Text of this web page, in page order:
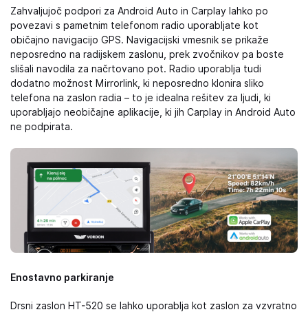
Zahvaljujoč podpori za Android Auto in Carplay lahko po
povezavi s pametnim telefonom radio uporabljate kot
običajno navigacijo GPS. Navigacijski vmesnik se prikaže
neposredno na radijskem zaslonu, prek zvočnikov pa boste
slišali navodila za načrtovano pot. Radio uporablja tudi
dodatno možnost Mirrorlink, ki neposredno klonira sliko
telefona na zaslon radia – to je idealna rešitev za ljudi, ki
uporabljajo neobičajne aplikacije, ki jih Carplay in Android Auto
ne podpirata.
Enostavno parkiranje
Drsni zaslon HT-520 se lahko uporablja kot zaslon za vzvratno